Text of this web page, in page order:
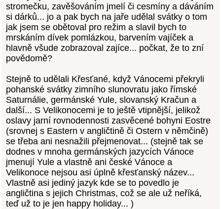
stromečku, zavěšováním jmelí či cesmíny a dáváním
si dárků... jo a pak bych na jaře udělal svátky o tom
jak jsem se obětoval pro režim a slavil bych to
mrskáním dívek pomlázkou, barvením vajíček a
hlavně všude zobrazoval zajíce... počkat, že to zní
povědomě?
Stejně to udělali Křesťané, když Vánocemi překryli
pohanské svátky zimního slunovratu jako římské
Saturnálie, germánské Yule, slovanský Kračun a
další... S Velikonocemi je to ještě vtipnější, jelikož
oslavy jarní rovnodennosti zasvěcené bohyni Eostre
(srovnej s Eastern v angličtině či Ostern v němčině)
se třeba ani nesnažili přejmenovat... (stejně tak se
dodnes v mnoha germánských jazycích Vánoce
jmenují Yule a vlastně ani české Vánoce a
Velikonoce nejsou asi úplně křesťanský název...
Vlastně asi jediný jazyk kde se to povedlo je
angličtina s jejich Christmas, což se ale už neříká,
teď už to je jen happy holiday... )